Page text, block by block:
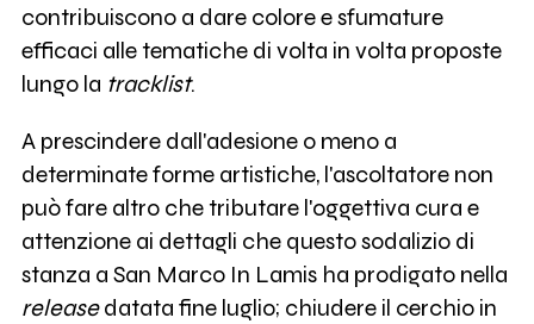
contribuiscono a dare colore e sfumature
efficaci alle tematiche di volta in volta proposte
lungo la tracklist.
A prescindere dall'adesione o meno a
determinate forme artistiche, l'ascoltatore non
può fare altro che tributare l'oggettiva cura e
attenzione ai dettagli che questo sodalizio di
stanza a San Marco In Lamis ha prodigato nella
releasedatata fine luglio; chiudere il cerchio in